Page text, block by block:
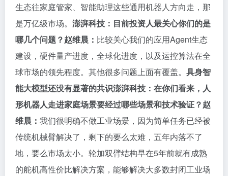
生态往家庭管家、智能助理这些通用机器人方向走，那
是万亿级市场。 澎湃科技：目前投资人最关心你们的是
哪几个问题？赵维晨： 比较关心我们的应用Agent生态
建设，硬件量产进度，全球化进度，以及运控算法在全
球市场的领先程度。其他很多问题上面有覆盖。 具身智
能大模型还没有显著的共识澎湃科技：在你们看来，人
形机器人走进家庭场景要经过哪些场景和技术验证？赵
维晨： 我们很明确不做工业场景，因为简单任务已经被
传统机械臂解决了，剩下的要么太难，五年内落不了
地，要么市场太小。轮加双臂结构早在5年前就有成熟
的舵机高性价比解决方案，能够解决大多数封闭工业场